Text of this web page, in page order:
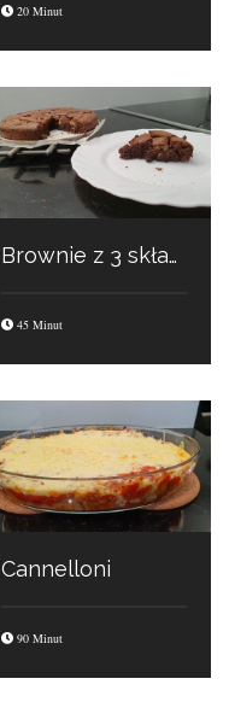
20 Minut
Brownie z 3 składników
45 Minut
Cannelloni
90 Minut